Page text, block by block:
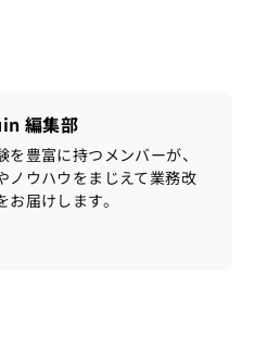
編集部
豊富に持つメンバーが、
ノウハウをまじえて業務改
届けします。